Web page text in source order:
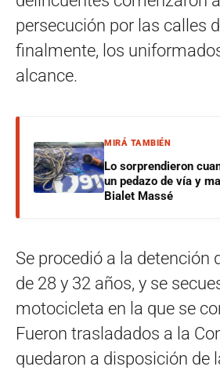
persecución por las calles
finalmente, los
alcance.
MIRÁ TAMBIÉN
Lo sorprendieron
un pedazo de vía y
Bialet Massé
Se procedió a la detención
de 28 y 32 años, y se
motocicleta en la que se
Fueron trasladados a la
quedaron a disposición de